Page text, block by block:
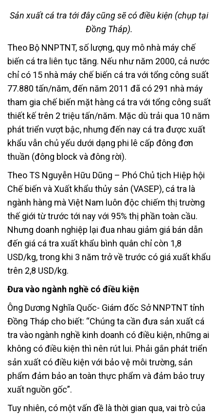
Sản xuất cá tra tới đây cũng sẽ có điều kiện (chụp tại
Đồng Tháp).
Theo Bộ NNPTNT, số lượng, quy mô nhà máy chế
biến cá tra liên tục tăng. Nếu như năm 2000, cả nước
chỉ có 15 nhà máy chế biến cá tra với tổng công suất
77.880 tấn/năm, đến năm 2011 đã có 291 nhà máy
tham gia chế biến mặt hàng cá tra với tổng công suất
thiết kế trên 2 triệu tấn/năm. Mặc dù trải qua 10 năm
phát triển vượt bậc, nhưng đến nay cá tra được xuất
khẩu vẫn chủ yếu dưới dạng phi lê cấp đông đơn
thuần (đông block và đông rời).
Theo TS Nguyễn Hữu Dũng – Phó Chủ tịch Hiệp hội
Chế biến và Xuất khẩu thủy sản (VASEP), cá tra là
ngành hàng mà Việt Nam luôn độc chiếm thị trường
thế giới từ trước tới nay với 95% thị phần toàn cầu.
Nhưng doanh nghiệp lại đua nhau giảm giá bán dẫn
đến giá cá tra xuất khẩu bình quân chỉ còn 1,8
USD/kg, trong khi 3 năm trở về trước có giá xuất khẩu
trên 2,8 USD/kg.
Đưa vào ngành nghề có điều kiện
Ông Dương Nghĩa Quốc- Giám đốc Sở NNPTNT tỉnh
Đồng Tháp cho biết: “Chúng ta cần đưa sản xuất cá
tra vào ngành nghề kinh doanh có điều kiện, những ai
không có điều kiện thì nên rút lui. Phải gắn phát triển
sản xuất có điều kiện với bảo vệ môi trường, sản
phẩm đảm bảo an toàn thực phẩm và đảm bảo truy
xuất nguồn gốc”.
Tuy nhiên, có một vấn đề là thời gian qua, vai trò của